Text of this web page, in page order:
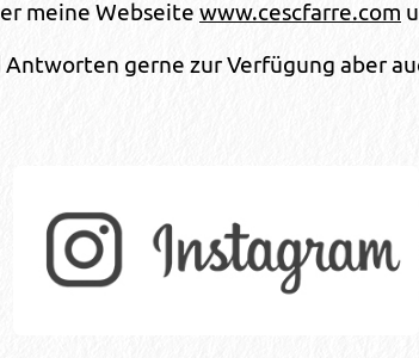
meine Webseite www.cescfarre.com
gerne zur Verfügung aber